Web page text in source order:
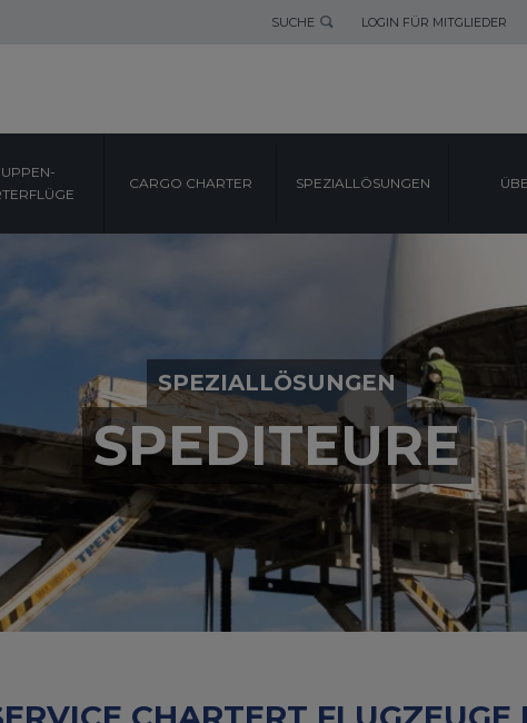
SUCHE LOGIN FÜR MITGLIEDER
CARGO CHARTER SPEZIALLÖSUNGEN
SPEZIALLÖSUNGEN
SPEDITEURE